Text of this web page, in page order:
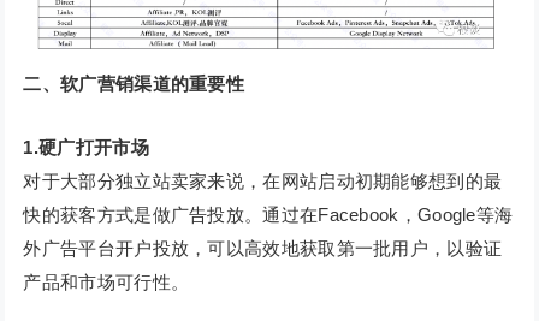
二、软广营销渠道的重要性
1.硬广打开市场
对于大部分独立站卖家来说，在网站启动初期能够想到的最
快的获客方式是做广告投放。通过在Facebook，Google等海
外广告平台开户投放，可以高效地获取第一批用户，以验证
产品和市场可行性。